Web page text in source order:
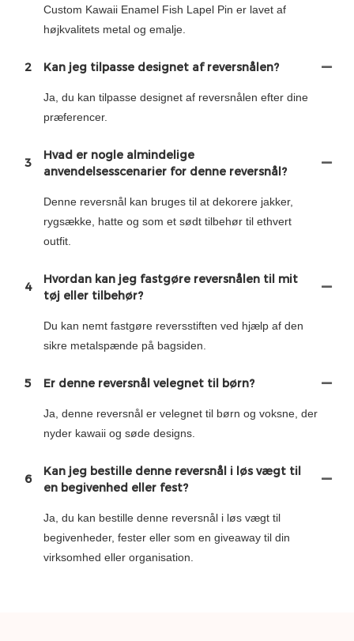
Custom Kawaii Enamel Fish Lapel Pin er lavet af
højkvalitets metal og emalje.
2 Kan jeg tilpasse designet af reversnålen?
Ja, du kan tilpasse designet af reversnålen efter dine
præferencer.
3
Hvad er nogle almindelige
anvendelsesscenarier for denne reversnål?
Denne reversnål kan bruges til at dekorere jakker,
rygsække, hatte og som et sødt tilbehør til ethvert
outfit.
4
Hvordan kan jeg fastgøre reversnålen til mit
tøj eller tilbehør?
Du kan nemt fastgøre reversstiften ved hjælp af den
sikre metalspænde på bagsiden.
5 Er denne reversnål velegnet til børn?
Ja, denne reversnål er velegnet til børn og voksne, der
nyder kawaii og søde designs.
6
Kan jeg bestille denne reversnål i løs vægt til
en begivenhed eller fest?
Ja, du kan bestille denne reversnål i løs vægt til
begivenheder, fester eller som en giveaway til din
virksomhed eller organisation.